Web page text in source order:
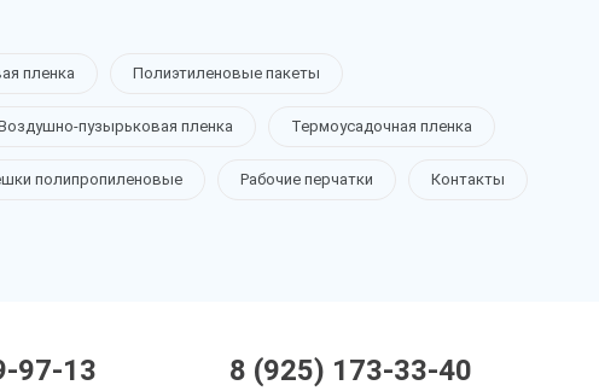
пленка Полиэтиленовые пакеты
пузырьковая пленка Термоусадочная пленка
полипропиленовые Рабочие перчатки Контакты
97-13 8 (925) 173-33-40